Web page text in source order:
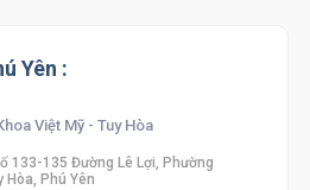
Yên :
Việt Mỹ - Tuy Hòa
133-135 Đường Lê Lợi, Phường
Hòa, Phú Yên